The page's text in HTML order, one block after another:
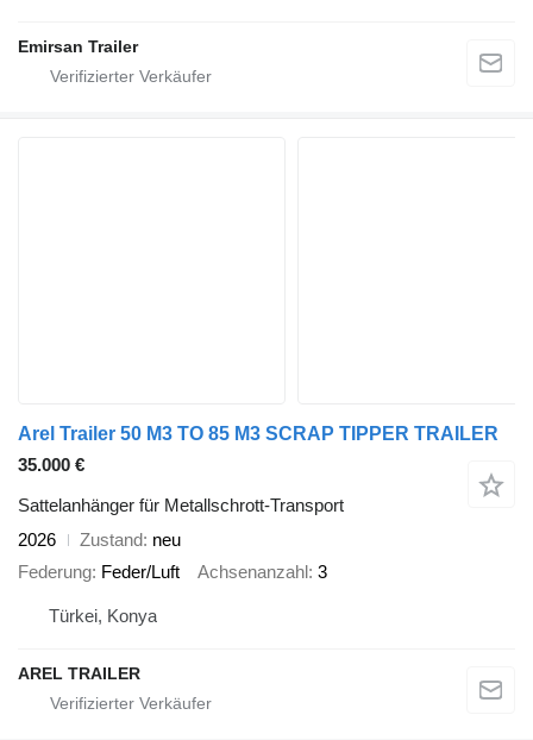
Emirsan Trailer
Arel Trailer 50 M3 TO 85 M3 SCRAP TIPPER TRAILER
35.000 €
Sattelanhänger für Metallschrott-Transport
2026
Zustand neu
Federung Feder/Luft Achsenanzahl 3
Türkei, Konya
AREL TRAILER